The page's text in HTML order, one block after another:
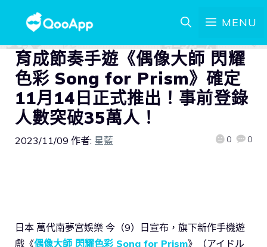
MENU
育成節奏手遊《偶像大師 閃耀
色彩 Song for Prism》確定
11月14日正式推出！事前登錄
人數突破35萬人！
2023/11/09 作者: 星藍 0 0
日本 萬代南夢宮娛樂 今（9）日宣布，旗下新作手機遊
戲《偶像大師 閃耀色彩 Song for Prism》（アイドル